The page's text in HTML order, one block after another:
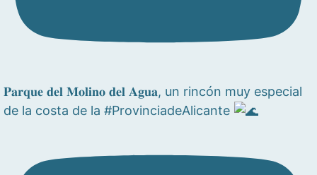
𝐏𝐚𝐫𝐪𝐮𝐞 𝐝𝐞𝐥 𝐌𝐨𝐥𝐢𝐧𝐨 𝐝𝐞𝐥 𝐀𝐠𝐮𝐚, un rincón muy especial
de la costa de la #ProvinciadeAlicante